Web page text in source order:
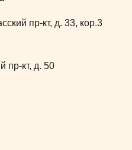
пр-кт, д. 33, кор.3
пр-кт, д. 50